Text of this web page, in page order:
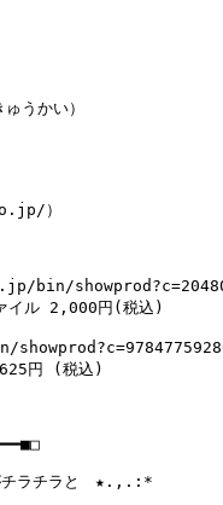
うかい）
）
bin/
2,000円(税込)
(税込)
チラと　★.,.:*